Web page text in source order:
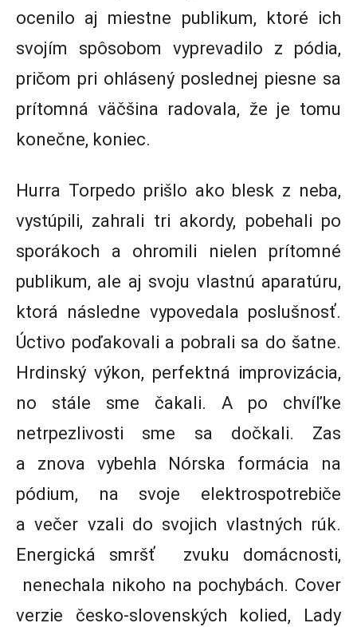
ocenilo aj miestne publikum, ktoré ich
svojím spôsobom vyprevadilo z pódia,
pričom pri ohlásený poslednej piesne sa
prítomná väčšina radovala, že je tomu
konečne, koniec.
Hurra Torpedo prišlo ako blesk z neba,
vystúpili, zahrali tri akordy, pobehali po
sporákoch a ohromili nielen prítomné
publikum, ale aj svoju vlastnú aparatúru,
ktorá následne vypovedala poslušnosť.
Úctivo poďakovali a pobrali sa do šatne.
Hrdinský výkon, perfektná improvizácia,
no stále sme čakali. A po chvíľke
netrpezlivosti sme sa dočkali. Zas
a znova vybehla Nórska formácia na
pódium, na svoje elektrospotrebiče
a večer vzali do svojich vlastných rúk.
Energická smršť zvuku domácnosti,
nenechala nikoho na pochybách. Cover
verzie česko-slovenských kolied, Lady